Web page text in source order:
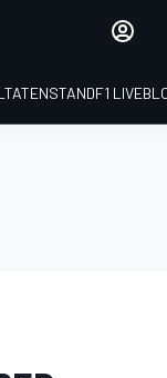
STANDF1